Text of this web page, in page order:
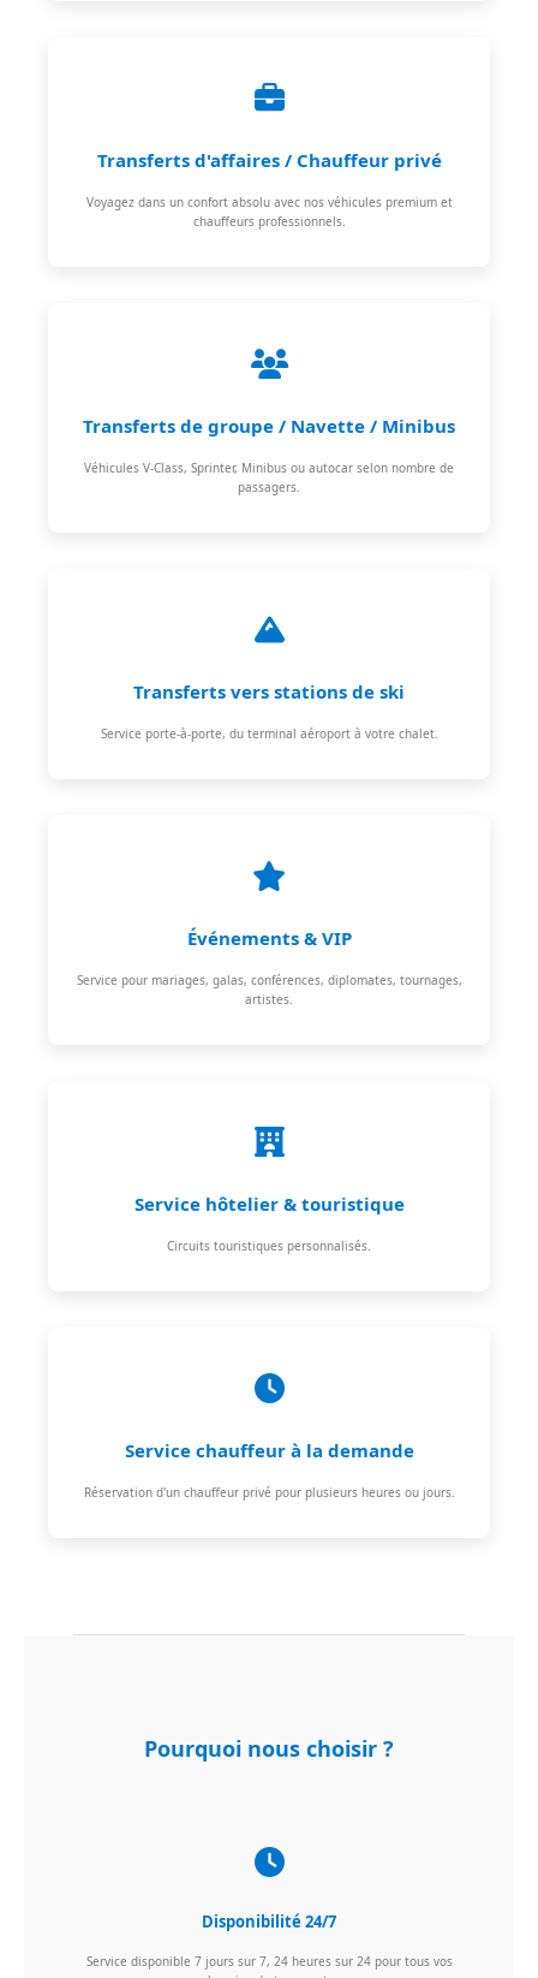
Transferts d'affaires / Chauffeur privé
Voyagez dans un confort absolu avec nos véhicules premium et
chauffeurs professionnels.
Transferts de groupe / Navette / Minibus
Véhicules V-Class, Sprinter, Minibus ou autocar selon nombre de
passagers.
Transferts vers stations de ski
Service porte-à-porte, du terminal aéroport à votre chalet.
Événements & VIP
Service pour mariages, galas, conférences, diplomates, tournages,
artistes.
Service hôtelier & touristique
Circuits touristiques personnalisés.
Service chauffeur à la demande
Réservation d'un chauffeur privé pour plusieurs heures ou jours.
Pourquoi nous choisir ?
Disponibilité 24/7
Service disponible 7 jours sur 7, 24 heures sur 24 pour tous vos